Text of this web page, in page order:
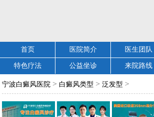
首页 医院简介 医生团队
特色疗法 公益坐诊 来院路线
宁波白癜风医院 > 白癜风类型 >泛发型 >